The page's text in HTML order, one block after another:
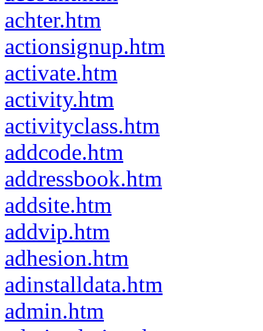
achter.htm
actionsignup.htm
activate.htm
activity.htm
activityclass.htm
addcode.htm
addressbook.htm
addsite.htm
addvip.htm
adhesion.htm
adinstalldata.htm
admin.htm